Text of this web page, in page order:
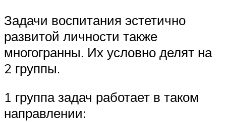
Задачи воспитания эстетично
развитой личности также
многогранны. Их условно делят на
2 группы.
1 группа задач работает в таком
направлении: